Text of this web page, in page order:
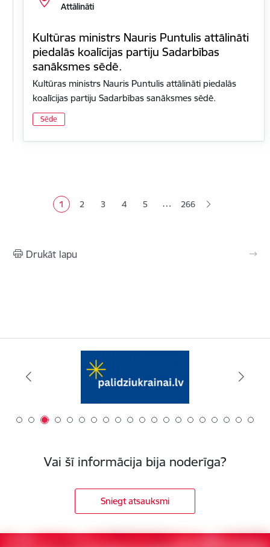
Attālināti
Kultūras ministrs Nauris Puntulis attālināti
piedalās koalīcijas partiju Sadarbības
sanāksmes sēdē.
Kultūras ministrs Nauris Puntulis attālināti piedalās
koalīcijas partiju Sadarbības sanāksmes sēdē.
Sēde
Pašreizējā lapa
1 Lapa
2 Lapa
3 Lapa
4 Lapa
5 … 266
Drukāt lapu
Vai šī informācija bija noderīga?
Sniegt atsauksmi